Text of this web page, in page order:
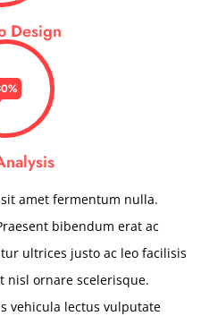
Design
amet fermentum nulla.
bibendum erat ac
ultrices justo ac leo facilisis
nisl ornare scelerisque.
vehicula lectus vulputate